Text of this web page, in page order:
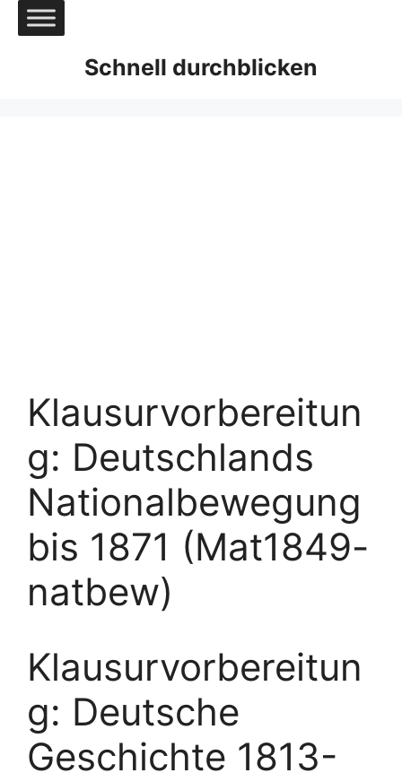
Zum
Inhalt
Schnell durchblicken
Klausurvorbereitun
g: Deutschlands
Nationalbewegung
bis 1871 (Mat1849-
natbew)
Klausurvorbereitun
g: Deutsche
Geschichte 1813-